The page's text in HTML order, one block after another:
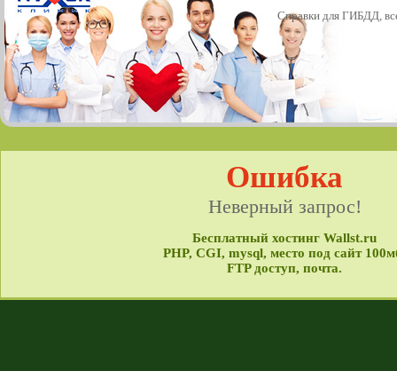
Справки для ГИБДД,
Ошибка
Неверный запрос!
Бесплатный хостинг Wallst.ru
PHP, CGI, mysql, место под сайт
FTP доступ, почта.